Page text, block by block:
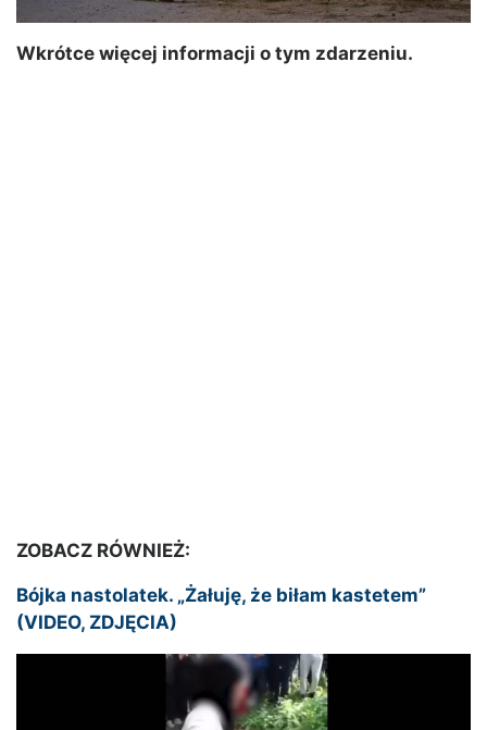
Wkrótce więcej informacji o tym zdarzeniu.
ZOBACZ RÓWNIEŻ:
Bójka nastolatek. „Żałuję, że biłam kastetem”
(VIDEO, ZDJĘCIA)